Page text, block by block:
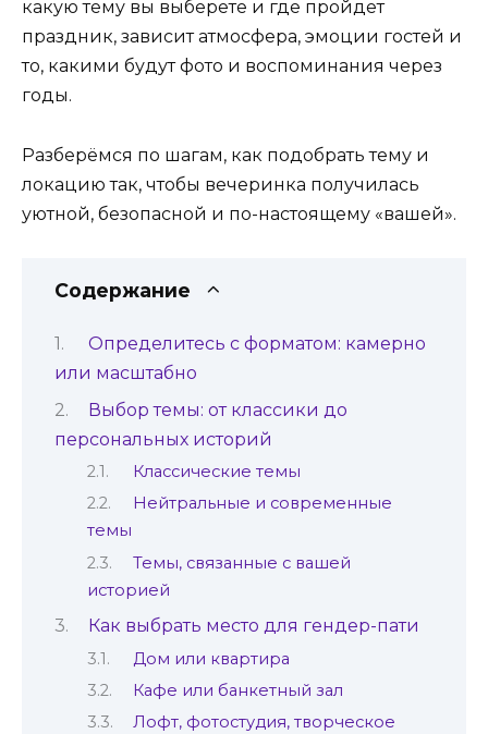
какую тему вы выберете и где пройдет
праздник, зависит атмосфера, эмоции гостей и
то, какими будут фото и воспоминания через
годы.
Разберёмся по шагам, как подобрать тему и
локацию так, чтобы вечеринка получилась
уютной, безопасной и по-настоящему «вашей».
Содержание
Определитесь с форматом: камерно
или масштабно
Выбор темы: от классики до
персональных историй
Классические темы
Нейтральные и современные
темы
Темы, связанные с вашей
историей
Как выбрать место для гендер-пати
Дом или квартира
Кафе или банкетный зал
Лофт, фотостудия, творческое